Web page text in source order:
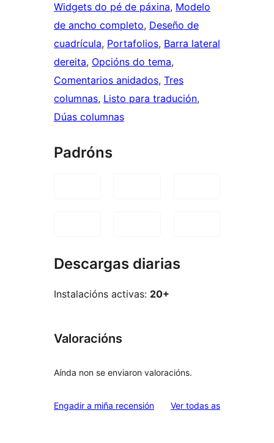
Widgets do pé de páxina, Modelo
de ancho completo, Deseño de
cuadrícula, Portafolios, Barra lateral
dereita, Opcións do tema
Comentarios anidados, Tres
columnas, Listo para tradución
Dúas columnas
Padróns
Descargas diarias
Instalacións activas: 20+
Valoracións
Aínda non se enviaron valoracións.
Engadir a miña recensión Ver todas asvaloracións